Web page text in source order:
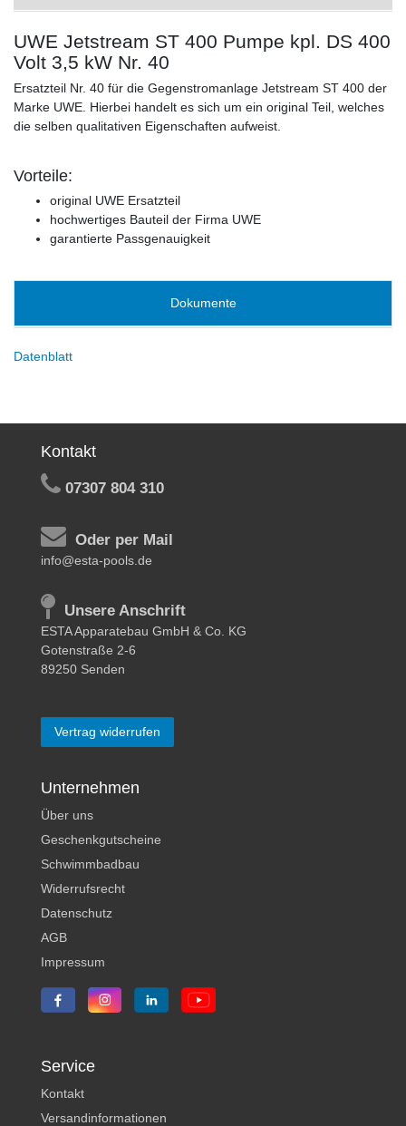
UWE Jetstream ST 400 Pumpe kpl. DS 400
Volt 3,5 kW Nr. 40
Ersatzteil Nr. 40 für die Gegenstromanlage Jetstream ST 400 der
Marke UWE. Hierbei handelt es sich um ein original Teil, welches
die selben qualitativen Eigenschaften aufweist.
Vorteile:
original UWE Ersatzteil
hochwertiges Bauteil der Firma UWE
garantierte Passgenauigkeit
Dokumente
Datenblatt
Kontakt
07307 804 310
Oder per Mail
info@esta-pools.de
Unsere Anschrift
ESTA Apparatebau GmbH & Co. KG
Gotenstraße 2-6
89250 Senden
Vertrag widerrufen
Unternehmen
Über uns
Geschenkgutscheine
Schwimmbadbau
Widerrufsrecht
Datenschutz
AGB
Impressum
Service
Kontakt
Versandinformationen